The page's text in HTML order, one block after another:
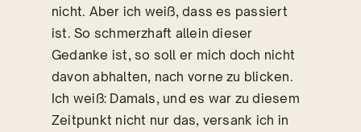
nicht. Aber ich weiß, dass es passiert
ist. So schmerzhaft allein dieser
Gedanke ist, so soll er mich doch nicht
davon abhalten, nach vorne zu blicken.
Ich weiß: Damals, und es war zu diesem
Zeitpunkt nicht nur das, versank ich in